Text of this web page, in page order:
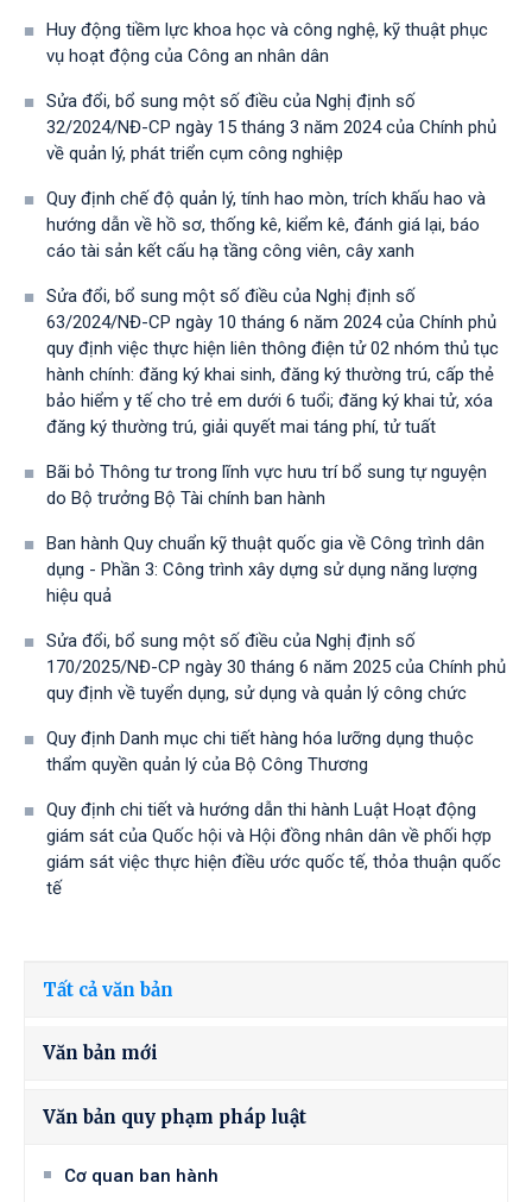
Huy động tiềm lực khoa học và công nghệ, kỹ thuật phục
vụ hoạt động của Công an nhân dân
Sửa đổi, bổ sung một số điều của Nghị định số
32/2024/NĐ-CP ngày 15 tháng 3 năm 2024 của Chính phủ
về quản lý, phát triển cụm công nghiệp
Quy định chế độ quản lý, tính hao mòn, trích khấu hao và
hướng dẫn về hồ sơ, thống kê, kiểm kê, đánh giá lại, báo
cáo tài sản kết cấu hạ tầng công viên, cây xanh
Sửa đổi, bổ sung một số điều của Nghị định số
63/2024/NĐ-CP ngày 10 tháng 6 năm 2024 của Chính phủ
quy định việc thực hiện liên thông điện tử 02 nhóm thủ tục
hành chính: đăng ký khai sinh, đăng ký thường trú, cấp thẻ
bảo hiểm y tế cho trẻ em dưới 6 tuổi; đăng ký khai tử, xóa
đăng ký thường trú, giải quyết mai táng phí, tử tuất
Bãi bỏ Thông tư trong lĩnh vực hưu trí bổ sung tự nguyện
do Bộ trưởng Bộ Tài chính ban hành
Ban hành Quy chuẩn kỹ thuật quốc gia về Công trình dân
dụng - Phần 3: Công trình xây dựng sử dụng năng lượng
hiệu quả
Sửa đổi, bổ sung một số điều của Nghị định số
170/2025/NĐ-CР ngày 30 tháng 6 năm 2025 của Chính phủ
quy định về tuyển dụng, sử dụng và quản lý công chức
Quy định Danh mục chi tiết hàng hóa lưỡng dụng thuộc
thẩm quyền quản lý của Bộ Công Thương
Quy định chi tiết và hướng dẫn thi hành Luật Hoạt động
giám sát của Quốc hội và Hội đồng nhân dân về phối hợp
giám sát việc thực hiện điều ước quốc tế, thỏa thuận quốc
tế
Tất cả văn bản
Văn bản mới
Văn bản quy phạm pháp luật
Cơ quan ban hành